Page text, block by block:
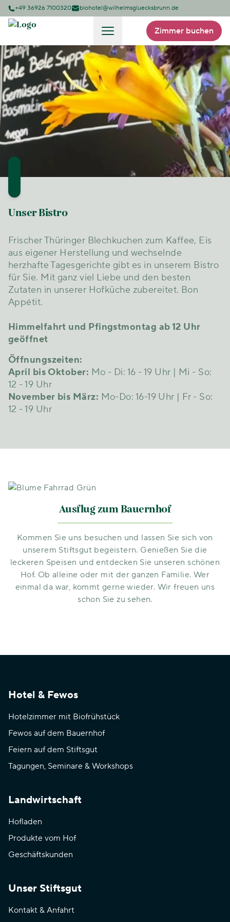
+49 36926 7100320 biohotel@wilhelmsgluecksbrunn.de
Zimmer buchen
Unser Bistro
Frischer Thüringer Blechkuchen zum Kaffee, Eis
aus eigener Herstellung und wechselnde
herzhafte Tagesgerichte gibt es in unserem Bistro
für Sie. Mit ganz viel Liebe und den besten
Zutaten in unserer Hofküche zubereitet. Bon
Appétit.
Himmelfahrt und Pfingstmontag ab 12 Uhr
geöffnet
Öffnungszeiten:
April bis Oktober: Mo - Di: 16 - 19 Uhr | Mi - So:
12 - 19 Uhr
November bis März: Mo-Do: 16-19 Uhr | Fr - So:
12 - 19 Uhr
Ausflug zum Bauernhof
Kommen Sie uns besuchen und lassen Sie sich von
unserem Stiftsgut begeistern. Genießen Sie die
leckeren Speisen und entdecken Sie unseren schönen
Hof. Ob alleine oder mit der ganzen Familie. Wer
einmal da war, kommt gerne wieder. Wir freuen uns
schon Sie zu sehen.
Hofgemachtes
Wasserbüffeleintopf, vegane
Rote-Bete-Suppe, Chili con
Carne oder Kesselgulasch
mit Fleisch aus eigener
Landwirtschaft. Freuen Sie
sich auf wechselnde
Kaffee &
Unser Thüringer
Blechkuchen
Hof wie unsere
Passend dazu gibt
Kaffeespezialitäten
verschiedener Art.
Hotel & Fewos
Hotelzimmer mit Biofrühstück
Fewos auf dem Bauernhof
Feiern auf dem Stiftsgut
Tagungen, Seminare & Workshops
Landwirtschaft
Hofladen
Produkte vom Hof
Geschäftskunden
Unser Stiftsgut
Kontakt & Anfahrt